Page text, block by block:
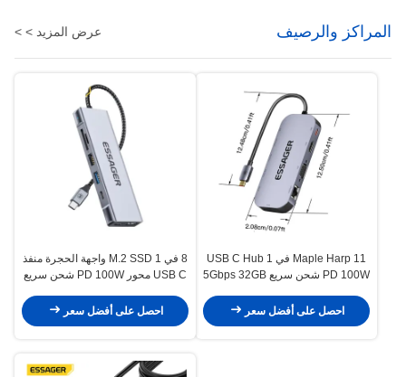
المراكز والرصيف عرض المزيد > >
Maple Harp 11 في 1 USB C Hub
PD 100W شحن سريع 5Gbps 32GB
احصل على أفضل سعر
8 في 1 M.2 SSD واجهة الحجرة منفذ
USB C محور PD 100W شحن سريع
احصل على أفضل سعر